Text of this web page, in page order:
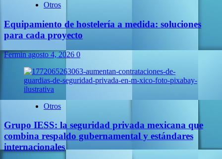
Otros
Equipamiento de hostelería a medida: soluciones
para cada proyecto
Ferminagosto 4, 2026 0
Otros
Grupo IESS: la seguridad privada mexicana que
combina respaldo gubernamental y estándares
internacionales